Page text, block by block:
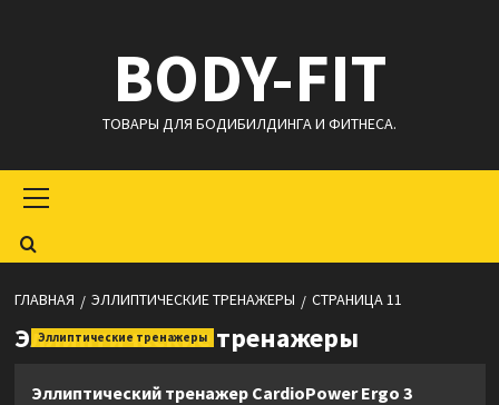
BODY-FIT
ТОВАРЫ ДЛЯ БОДИБИЛДИНГА И ФИТНЕСА.
меню
ГЛАВНАЯ ЭЛЛИПТИЧЕСКИЕ ТРЕНАЖЕРЫ СТРАНИЦА 11
Эллиптические тренажеры
Эллиптические тренажеры
Эллиптический тренажер CardioPower Ergo 3